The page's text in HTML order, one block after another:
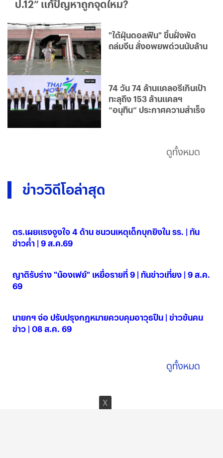
ป.12” แก้ปัญหาถูกจุดไหม?
"ไต้ฝุ่นดอลฟิน" ขึ้นฝั่งพัด
ถล่มจีน สั่งอพยพด่วนนับล้าน
74 วัน 74 ล้านแคลอรีเกินเป้า
ทะลุถึง 153 ล้านแคลฯ
“อนุทิน” ประกาศความสำเร็จ
ดูทั้งหมด
ข่าววิดีโอล่าสุด
ตร.เผยแรงจูงใจ 4 ด้าน ชนวนเหตุเด็กบุกยิงใน รร. | ทัน
ข่าวค่ำ | 9 ส.ค.69
ญาติรับร่าง "น้องเฟย์" เหยื่อรายที่ 9 | ทันข่าวเที่ยง | 9 ส.ค.
69
นายกฯ จ่อ ปรับปรุงกฎหมายควบคุมอาวุธปืน | ข่าวข้นคน
ข่าว | 08 ส.ค. 69
ดูทั้งหมด